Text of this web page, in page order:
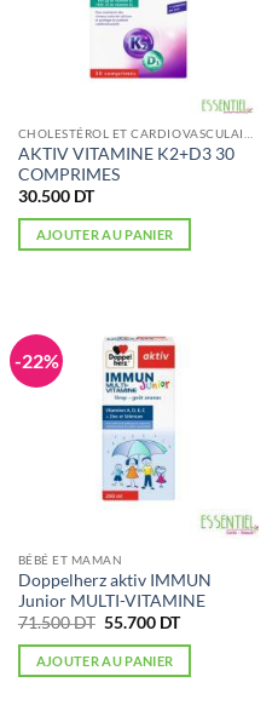
AKTIV VITAMINE K2+D3 30
COMPRIMES
30.500 DT
AJOUTER AU PANIER
-22%
BÉBÉ ET MAMAN
Doppelherz aktiv IMMUN
Junior MULTI-VITAMINE
71.500DT Le
initial
était :
55.700 DTLe
actuel
AJOUTER AU PANIER